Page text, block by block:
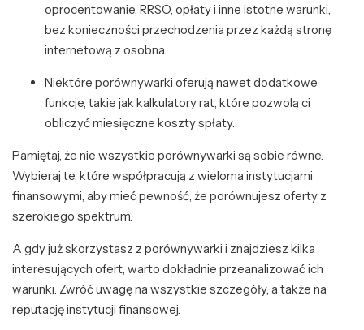
oprocentowanie, RRSO, opłaty i inne istotne warunki,
bez konieczności przechodzenia przez każdą stronę
internetową z osobna.
Niektóre porównywarki oferują nawet dodatkowe
funkcje, takie jak kalkulatory rat, które pozwolą ci
obliczyć miesięczne koszty spłaty.
Pamiętaj, że nie wszystkie porównywarki są sobie równe.
Wybieraj te, które współpracują z wieloma instytucjami
finansowymi, aby mieć pewność, że porównujesz oferty z
szerokiego spektrum.
A gdy już skorzystasz z porównywarki i znajdziesz kilka
interesujących ofert, warto dokładnie przeanalizować ich
warunki. Zwróć uwagę na wszystkie szczegóły, a także na
reputację instytucji finansowej.